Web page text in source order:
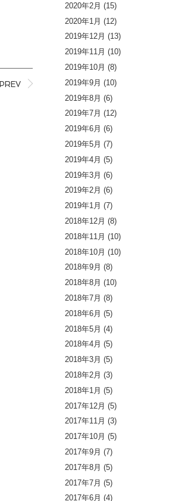
PREV
2020年2月 (15)
2020年1月 (12)
2019年12月 (13)
2019年11月 (10)
2019年10月 (8)
2019年9月 (10)
2019年8月 (6)
2019年7月 (12)
2019年6月 (6)
2019年5月 (7)
2019年4月 (5)
2019年3月 (6)
2019年2月 (6)
2019年1月 (7)
2018年12月 (8)
2018年11月 (10)
2018年10月 (10)
2018年9月 (8)
2018年8月 (10)
2018年7月 (8)
2018年6月 (5)
2018年5月 (4)
2018年4月 (5)
2018年3月 (5)
2018年2月 (3)
2018年1月 (5)
2017年12月 (5)
2017年11月 (3)
2017年10月 (5)
2017年9月 (7)
2017年8月 (5)
2017年7月 (5)
2017年6月 (4)